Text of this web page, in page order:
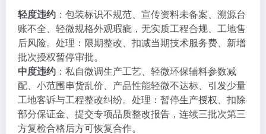
轻度违约 ：包装标识不规范、宣传资料未备案、溯源台
账不全、轻微规格外观瑕疵，无实质工程合规、工地售
后风险。处理：限期整改、扣减当期技术服务费、新增
批次授权暂停审批。
中度违约 ：私自微调生产工艺、轻微环保辅料参数减
配、小范围串货乱价、产品性能轻微不达标、引发少量
工地客诉与工程整改纠纷。处理：暂停生产授权、扣除
部分保证金、提交专项品质整改报告，连续三批次第三
方复检合格后方可恢复合作。